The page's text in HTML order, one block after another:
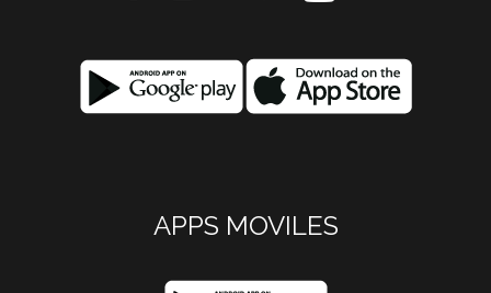
APPS MOVILES